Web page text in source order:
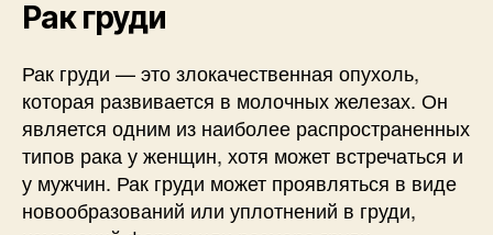
Рак груди
Рак груди — это злокачественная опухоль,
которая развивается в молочных железах. Он
является одним из наиболее распространенных
типов рака у женщин, хотя может встречаться и
у мужчин. Рак груди может проявляться в виде
новообразований или уплотнений в груди,